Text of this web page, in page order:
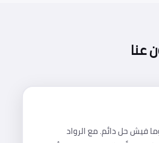
عنا
فيش حل دائم. مع الرواد